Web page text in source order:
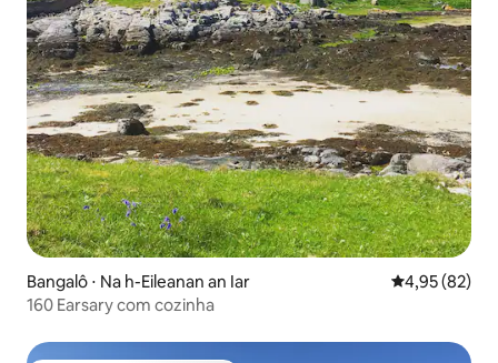
Bangalô ⋅ Na h-Eileanan an Iar 4,95 de uma
4,95 (82)
160 Earsary com cozinha